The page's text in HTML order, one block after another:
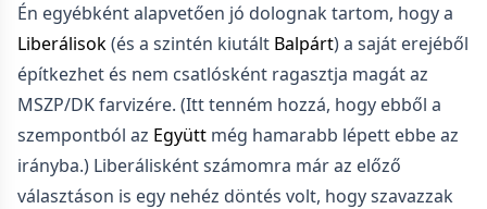
Én egyébként alapvetően jó dolognak tartom, hogy a
Liberálisok(és a szintén kiutált Balpárt) a saját erejéből
építkezhet és nem csatlósként ragasztja magát az
MSZP/DK farvizére. (Itt tenném hozzá, hogy ebből a
szempontból az Együtt még hamarabb lépett ebbe az
irányba.) Liberálisként számomra már az előző
választáson is egy nehéz döntés volt, hogy szavazzak